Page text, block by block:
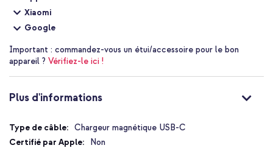
Xiaomi
Google
Important : commandez-vous un étui/accessoire pour le bon
appareil ? Vérifiez-le ici !
Plus d'informations
Plus
d'informations
Chargeur magnétique USB-C
Non